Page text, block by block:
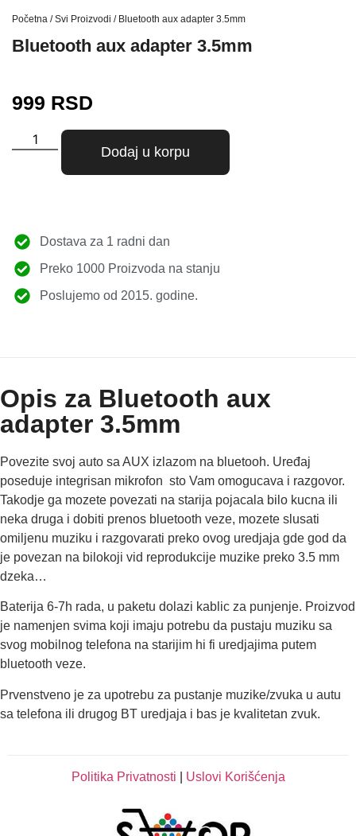
Početna /Svi Proizvodi / Bluetooth aux adapter 3.5mm
Bluetooth aux adapter 3.5mm
999 RSD
Dodaj u korpu
Dostava za 1 radni dan
Preko 1000 Proizvoda na stanju
Poslujemo od 2015. godine.
Opis za Bluetooth aux
adapter 3.5mm
Povezite svoj auto sa AUX izlazom na bluetooh. Uređaj
poseduje integrisan mikrofon sto Vam omogucava i razgovor.
Takodje ga mozete povezati na starija pojacala bilo kucna ili
neka druga i dobiti prenos bluetooth veze, mozete slusati
omiljenu muziku i razgovarati preko ovog uredjaja gde god da
je povezan na bilokoji vid reprodukcije muzike preko 3.5 mm
dzeka…
Baterija 6-7h rada, u paketu dolazi kablic za punjenje. Proizvod
je namenjen svima koji imaju potrebu da pustaju muziku sa
svog mobilnog telefona na starijim hi fi uredjajima putem
bluetooth veze.
Prvenstveno je za upotrebu za pustanje muzike/zvuka u autu
sa telefona ili drugog BT uredjaja i bas je kvalitetan zvuk.
Politika Privatnosti Uslovi Korišćenja